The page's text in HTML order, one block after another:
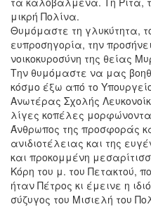
μικρή Πολίνα.
Θυμόμαστε τη γλυκύτητα,
ευπροσηγορία, την
νοικοκυροσύνη της θείας
Την θυμόμαστε να μας
κόσμο έξω από το
Ανωτέρας Σχολής
λίγες κοπέλες
Άνθρωπος της προσφοράς
ανιδιοτέλειας και της
και προκομμένη
Κόρη του μ. του Πετακτού,
ήταν Πέτρος κι έμεινε η
σύζυγος του Μισιελή του